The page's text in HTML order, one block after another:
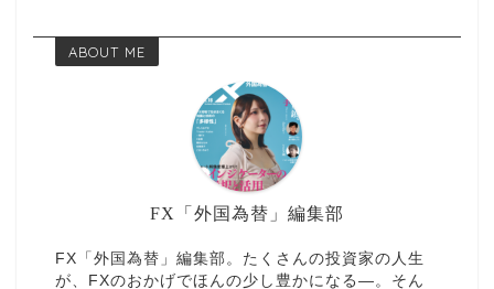
ABOUT ME
FX「外国為替」編集部
FX「外国為替」編集部。たくさんの投資家の人生
が、FXのおかげでほんの少し豊かになる—。そん